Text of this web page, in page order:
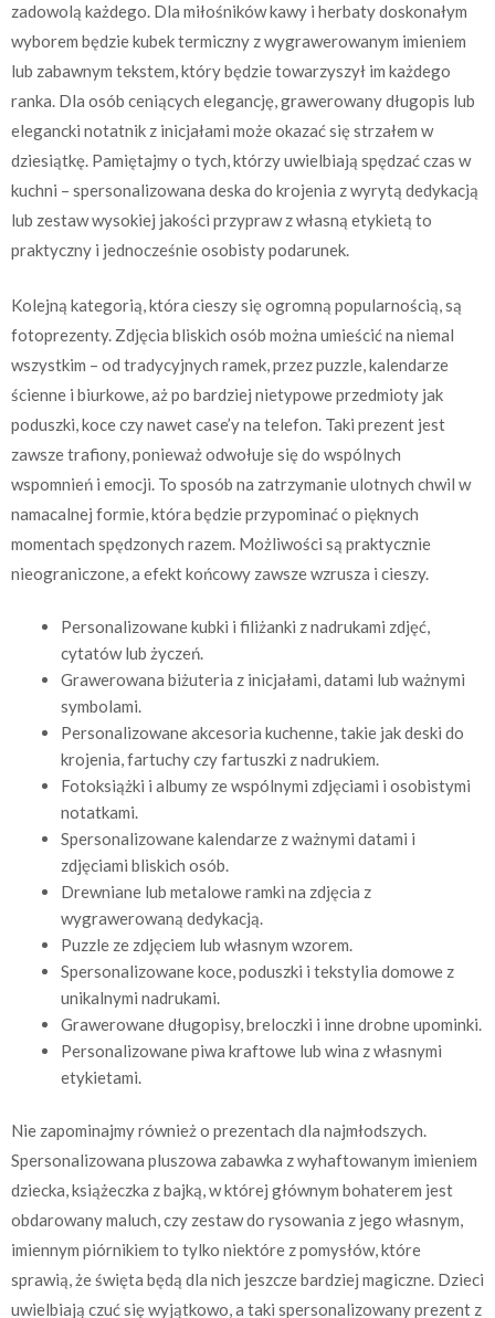
zadowolą każdego. Dla miłośników kawy i herbaty doskonałym
wyborem będzie kubek termiczny z wygrawerowanym imieniem
lub zabawnym tekstem, który będzie towarzyszył im każdego
ranka. Dla osób ceniących elegancję, grawerowany długopis lub
elegancki notatnik z inicjałami może okazać się strzałem w
dziesiątkę. Pamiętajmy o tych, którzy uwielbiają spędzać czas w
kuchni – spersonalizowana deska do krojenia z wyrytą dedykacją
lub zestaw wysokiej jakości przypraw z własną etykietą to
praktyczny i jednocześnie osobisty podarunek.
Kolejną kategorią, która cieszy się ogromną popularnością, są
fotoprezenty. Zdjęcia bliskich osób można umieścić na niemal
wszystkim – od tradycyjnych ramek, przez puzzle, kalendarze
ścienne i biurkowe, aż po bardziej nietypowe przedmioty jak
poduszki, koce czy nawet case’y na telefon. Taki prezent jest
zawsze trafiony, ponieważ odwołuje się do wspólnych
wspomnień i emocji. To sposób na zatrzymanie ulotnych chwil w
namacalnej formie, która będzie przypominać o pięknych
momentach spędzonych razem. Możliwości są praktycznie
nieograniczone, a efekt końcowy zawsze wzrusza i cieszy.
Personalizowane kubki i filiżanki z nadrukami zdjęć,
cytatów lub życzeń.
Grawerowana biżuteria z inicjałami, datami lub ważnymi
symbolami.
Personalizowane akcesoria kuchenne, takie jak deski do
krojenia, fartuchy czy fartuszki z nadrukiem.
Fotoksiążki i albumy ze wspólnymi zdjęciami i osobistymi
notatkami.
Spersonalizowane kalendarze z ważnymi datami i
zdjęciami bliskich osób.
Drewniane lub metalowe ramki na zdjęcia z
wygrawerowaną dedykacją.
Puzzle ze zdjęciem lub własnym wzorem.
Spersonalizowane koce, poduszki i tekstylia domowe z
unikalnymi nadrukami.
Grawerowane długopisy, breloczki i inne drobne upominki.
Personalizowane piwa kraftowe lub wina z własnymi
etykietami.
Nie zapominajmy również o prezentach dla najmłodszych.
Spersonalizowana pluszowa zabawka z wyhaftowanym imieniem
dziecka, książeczka z bajką, w której głównym bohaterem jest
obdarowany maluch, czy zestaw do rysowania z jego własnym,
imiennym piórnikiem to tylko niektóre z pomysłów, które
sprawią, że święta będą dla nich jeszcze bardziej magiczne. Dzieci
uwielbiają czuć się wyjątkowo, a taki spersonalizowany prezent z